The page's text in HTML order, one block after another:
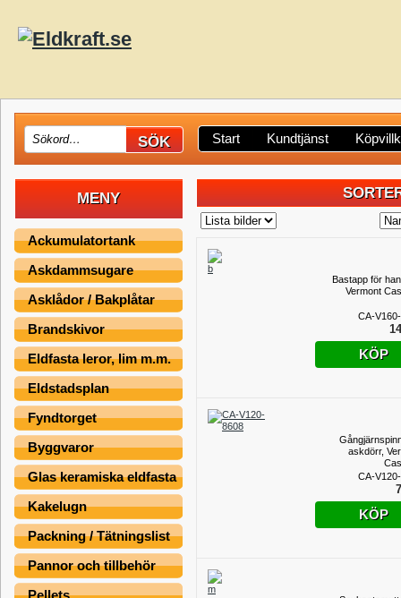
Start Kundtjänst
MENY
Ackumulatortank
Askdammsugare
Asklådor / Bakplåtar
Brandskivor
Eldfasta leror, lim m.m.
Eldstadsplan
Fyndtorget
Byggvaror
Glas keramiska eldfasta
Kakelugn
Packning / Tätningslist
Pannor och tillbehör
Bastapp för
Vermont
CA-
KÖP
askdörr,
CA-
KÖP